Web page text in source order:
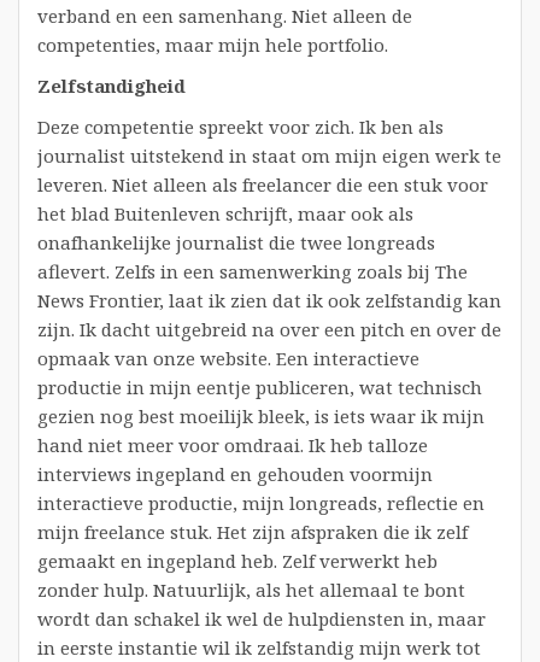
verband en een samenhang. Niet alleen de
competenties, maar mijn hele portfolio.
Zelfstandigheid
Deze competentie spreekt voor zich. Ik ben als
journalist uitstekend in staat om mijn eigen werk te
leveren. Niet alleen als freelancer die een stuk voor
het blad Buitenleven schrijft, maar ook als
onafhankelijke journalist die twee longreads
aflevert. Zelfs in een samenwerking zoals bij The
News Frontier, laat ik zien dat ik ook zelfstandig kan
zijn. Ik dacht uitgebreid na over een pitch en over de
opmaak van onze website. Een interactieve
productie in mijn eentje publiceren, wat technisch
gezien nog best moeilijk bleek, is iets waar ik mijn
hand niet meer voor omdraai. Ik heb talloze
interviews ingepland en gehouden voormijn
interactieve productie, mijn longreads, reflectie en
mijn freelance stuk. Het zijn afspraken die ik zelf
gemaakt en ingepland heb. Zelf verwerkt heb
zonder hulp. Natuurlijk, als het allemaal te bont
wordt dan schakel ik wel de hulpdiensten in, maar
in eerste instantie wil ik zelfstandig mijn werk tot